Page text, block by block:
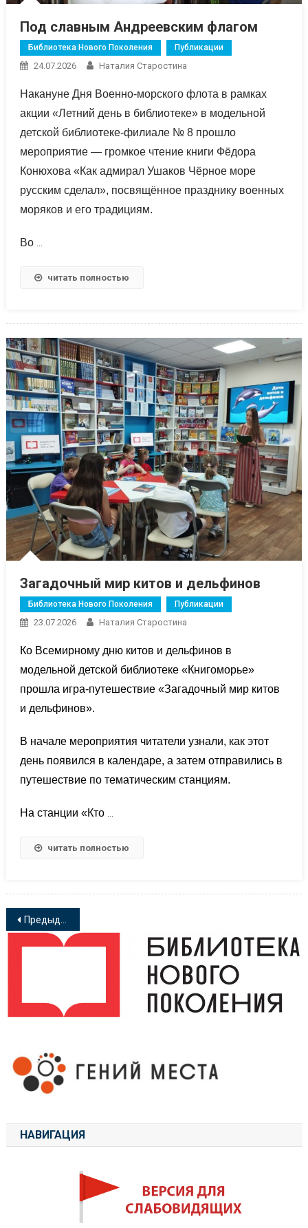
Под славным Андреевским флагом
Библиотека Нового Поколения Публикации
24.07.2026 Наталия Старостина
Накануне Дня Военно-морского флота в рамках
акции «Летний день в библиотеке» в модельной
детской библиотеке-филиале № 8 прошло
мероприятие — громкое чтение книги Фёдора
Конюхова «Как адмирал Ушаков Чёрное море
русским сделал», посвящённое празднику военных
моряков и его традициям.
Во
читать полностью
Загадочный мир китов и дельфинов
Библиотека Нового Поколения Публикации
23.07.2026 Наталия Старостина
Ко Всемирному дню китов и дельфинов в
модельной детской библиотеке «Книгоморье»
прошла игра-путешествие «Загадочный мир китов
и дельфинов».
В начале мероприятия читатели узнали, как этот
день появился в календаре, а затем отправились в
путешествие по тематическим станциям.
На станции «Кто …
читать полностью
Навигация
по
Предыдущие записи
НАВИГАЦИЯ